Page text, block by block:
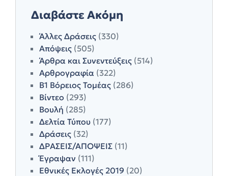
Διαβάστε Ακόμη
Άλλες Δράσεις (330)
Απόψεις (505)
Άρθρα και Συνεντεύξεις (514)
Αρθρογραφία (322)
Β1 Βόρειος Τομέας (286)
Βίντεο (293)
Βουλή (285)
Δελτία Τύπου (177)
Δράσεις (32)
ΔΡΑΣΕΙΣ/ΑΠΟΨΕΙΣ (11)
Έγραψαν (111)
Εθνικές Εκλογές 2019 (20)